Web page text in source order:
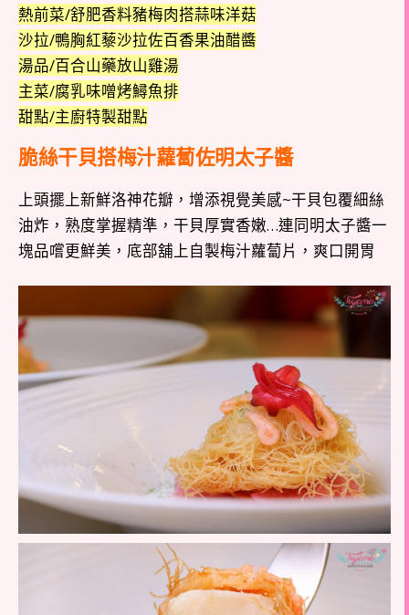
熱前菜/舒肥香料豬梅肉搭蒜味洋菇
沙拉/鴨胸紅藜沙拉佐百香果油醋醬
湯品/百合山藥放山雞湯
主菜/腐乳味噌烤鱘魚排
甜點/主廚特製甜點
脆絲干貝搭梅汁蘿蔔佐明太子醬
上頭擺上新鮮洛神花瓣，增添視覺美感~干貝包覆細絲
油炸，熟度掌握精準，干貝厚實香嫩…連同明太子醬一
塊品嚐更鮮美，底部舖上自製梅汁蘿蔔片，爽口開胃